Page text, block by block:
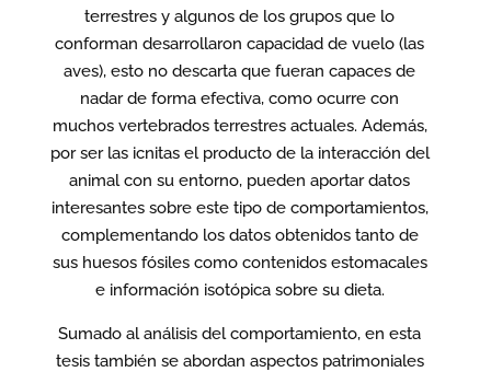
terrestres y algunos de los grupos que lo
conforman desarrollaron capacidad de vuelo (las
aves), esto no descarta que fueran capaces de
nadar de forma efectiva, como ocurre con
muchos vertebrados terrestres actuales. Además,
por ser las icnitas el producto de la interacción del
animal con su entorno, pueden aportar datos
interesantes sobre este tipo de comportamientos,
complementando los datos obtenidos tanto de
sus huesos fósiles como contenidos estomacales
e información isotópica sobre su dieta.
Sumado al análisis del comportamiento, en esta
tesis también se abordan aspectos patrimoniales